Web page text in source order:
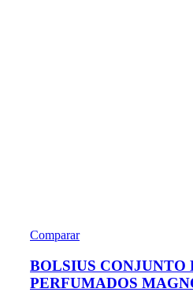
Comparar
BOLSIUS CONJUNTO
PERFUMADOS